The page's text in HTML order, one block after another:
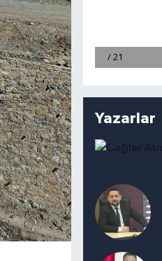
Yazarlar